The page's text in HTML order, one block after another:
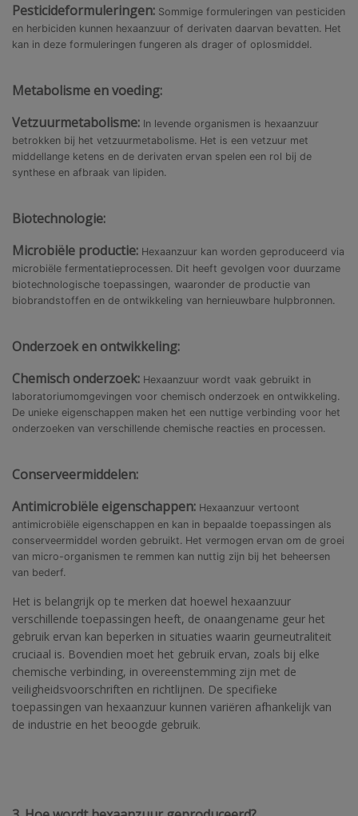
Pesticideformuleringen: Sommige formuleringen van pesticiden
en herbiciden kunnen hexaanzuur of derivaten daarvan bevatten. Het
kan in deze formuleringen fungeren als drager of oplosmiddel.
Metabolisme en voeding:
Vetzuurmetabolisme: In levende organismen is hexaanzuur
betrokken bij het vetzuurmetabolisme. Het is een vetzuur met
middellange ketens en de derivaten ervan spelen een rol bij de
synthese en afbraak van lipiden.
Biotechnologie:
Microbiële productie: Hexaanzuur kan worden geproduceerd via
microbiële fermentatieprocessen. Dit heeft gevolgen voor duurzame
biotechnologische toepassingen, waaronder de productie van
biobrandstoffen en de ontwikkeling van hernieuwbare hulpbronnen.
Onderzoek en ontwikkeling:
Chemisch onderzoek: Hexaanzuur wordt vaak gebruikt in
laboratoriumomgevingen voor chemisch onderzoek en ontwikkeling.
De unieke eigenschappen maken het een nuttige verbinding voor het
onderzoeken van verschillende chemische reacties en processen.
Conserveermiddelen:
Antimicrobiële eigenschappen: Hexaanzuur vertoont
antimicrobiële eigenschappen en kan in bepaalde toepassingen als
conserveermiddel worden gebruikt. Het vermogen ervan om de groei
van micro-organismen te remmen kan nuttig zijn bij het beheersen
van bederf.
Het is belangrijk op te merken dat hoewel hexaanzuur
verschillende toepassingen heeft, de onaangename geur het
gebruik ervan kan beperken in situaties waarin geurneutraliteit
cruciaal is. Bovendien moet het gebruik ervan, zoals bij elke
chemische verbinding, in overeenstemming zijn met de
veiligheidsvoorschriften en richtlijnen. De specifieke
toepassingen van hexaanzuur kunnen variëren afhankelijk van
de industrie en het beoogde gebruik.